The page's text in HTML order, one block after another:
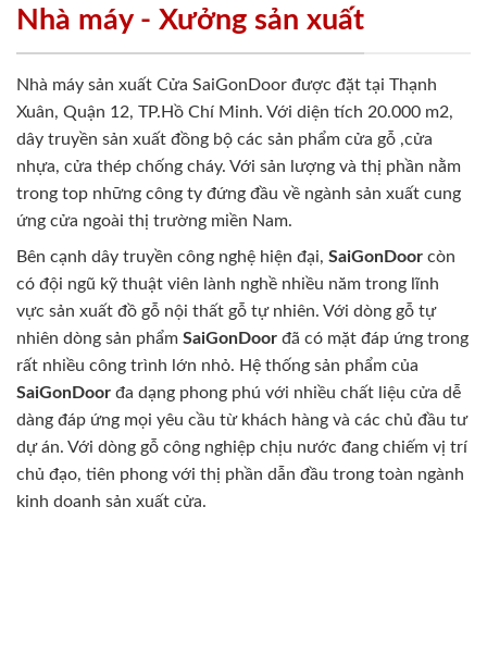
Nhà máy - Xưởng sản xuất
Nhà máy sản xuất Cửa SaiGonDoor được đặt tại Thạnh
Xuân, Quận 12, TP.Hồ Chí Minh. Với diện tích 20.000 m2,
dây truyền sản xuất đồng bộ các sản phẩm cửa gỗ ,cửa
nhựa, cửa thép chống cháy. Với sản lượng và thị phần nằm
trong top những công ty đứng đầu về ngành sản xuất cung
ứng cửa ngoài thị trường miền Nam.
Bên cạnh dây truyền công nghệ hiện đại, SaiGonDoor còn
có đội ngũ kỹ thuật viên lành nghề nhiều năm trong lĩnh
vực sản xuất đồ gỗ nội thất gỗ tự nhiên. Với dòng gỗ tự
nhiên dòng sản phẩm SaiGonDoor đã có mặt đáp ứng trong
rất nhiều công trình lớn nhỏ. Hệ thống sản phẩm của
SaiGonDoor đa dạng phong phú với nhiều chất liệu cửa dễ
dàng đáp ứng mọi yêu cầu từ khách hàng và các chủ đầu tư
dự án. Với dòng gỗ công nghiệp chịu nước đang chiếm vị trí
chủ đạo, tiên phong với thị phần dẫn đầu trong toàn ngành
kinh doanh sản xuất cửa.